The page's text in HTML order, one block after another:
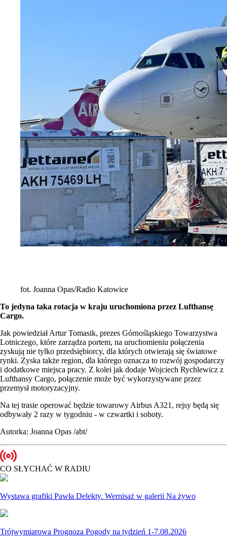
fot. Joanna Opas/Radio Katowice
To jedyna taka rotacja w kraju uruchomiona przez Lufthansę
Cargo.
Jak powiedział Artur Tomasik, prezes Górnośląskiego Towarzystwa
Lotniczego, które zarządza portem, na uruchomieniu połączenia
zyskują nie tylko przedsiębiorcy, dla których otwierają się światowe
rynki. Zyska także region, dla którego oznacza to rozwój gospodarczy
i dodatkowe miejsca pracy. Z kolei jak dodaje Wojciech Rychlewicz z
Lufthansy Cargo, połączenie może być wykorzystywane przez
przemysł motoryzacyjny.
Na tej trasie operować będzie towarowy Airbus A321, rejsy będą się
odbywały 2 razy w tygodniu - w czwartki i soboty.
Autorka: Joanna Opas /abt/
CO SŁYCHAĆ W RADIU
Wystawa grafiki Pawła Delekty. Wernisaż w galerii Na żywo
Trójwymiarowa Prognoza Pogody na tydzień 1-7.08.2026